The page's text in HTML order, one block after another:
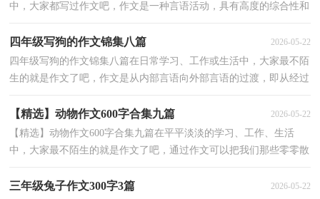
中，大家都写过作文吧，作文是一种言语活动，具有高度的综合性和
四年级写狗的作文锦集八篇 2026-05-22
四年级写狗的作文锦集八篇在日常学习、工作或生活中，大家最不陌
生的就是作文了吧，作文是从内部言语向外部言语的过渡，即从经过
【精选】动物作文600字合集九篇 2026-05-22
【精选】动物作文600字合集九篇在平平淡淡的学习、工作、生活
中，大家最不陌生的就是作文了吧，通过作文可以把我们那些零零散
三年级兔子作文300字3篇 2026-05-22